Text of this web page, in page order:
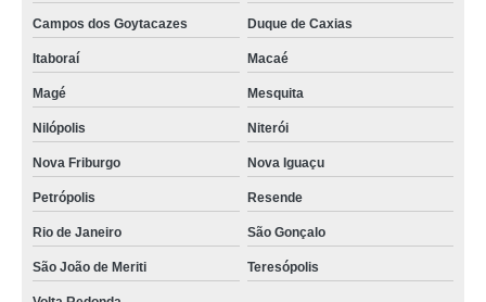
Campos dos Goytacazes Duque de Caxias
Itaboraí Macaé
Magé Mesquita
Nilópolis Niterói
Nova Friburgo Nova Iguaçu
Petrópolis Resende
Rio de Janeiro São Gonçalo
São João de Meriti Teresópolis